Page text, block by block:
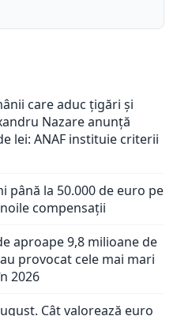
care aduc țigări și
Nazare anunță
lei: ANAF instituie criterii
până la 50.000 de euro pe
compensații
aproape 9,8 milioane de
provocat cele mai mari
2026
Cât valorează euro